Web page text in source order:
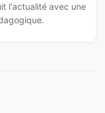
l'actualité avec une